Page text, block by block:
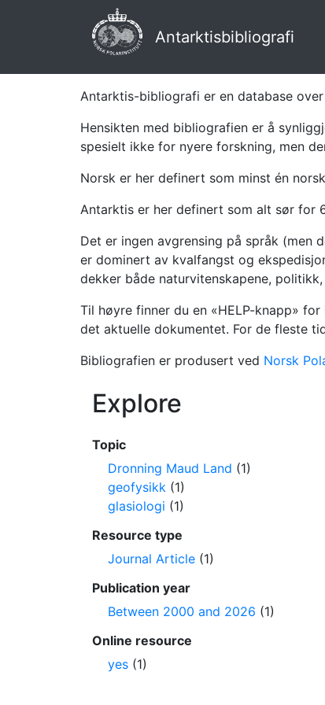
Antarktisbibliografi
Antarktis-bibliografi er en database
Hensikten med bibliografien er å
spesielt ikke for nyere forskning, men
Norsk er her definert som minst én
Antarktis er her definert som alt sør for
Det er ingen avgrensing på språk (men
er dominert av kvalfangst og
dekker både naturvitenskapene,
Til høyre finner du en «HELP-knapp»
det aktuelle dokumentet. For de fleste
Bibliografien er produsert ved Norsk
Explore
Topic
Dronning Maud Land (1)
geofysikk (1)
glasiologi (1)
Resource type
Journal Article (1)
Publication year
Between 2000 and 2026 (1)
Online resource
yes (1)